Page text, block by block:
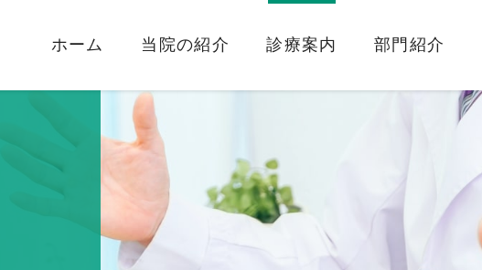
ホーム 当院の紹介 診療案内 部門紹介